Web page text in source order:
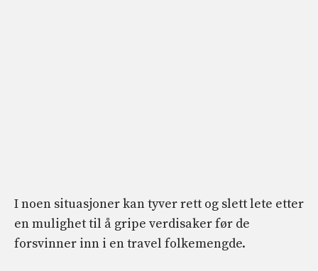
I noen situasjoner kan tyver rett og slett lete etter
en mulighet til å gripe verdisaker før de
forsvinner inn i en travel folkemengde.